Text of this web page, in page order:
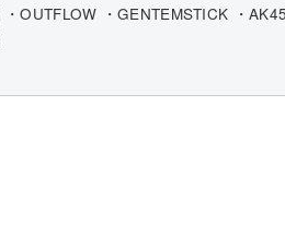
・OUTFLOW ・GENTEMSTICK ・